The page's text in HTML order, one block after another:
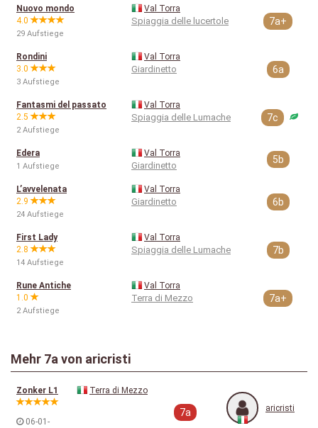
Nuovo mondo
4.0
29 Aufstiege
Val Torra
Spiaggia delle lucertole 7a+
Rondini
3.0
3 Aufstiege
Val Torra
Giardinetto 6a
Fantasmi del passato
2.5
2 Aufstiege
Val Torra
Spiaggia delle Lumache 7c
Edera
1 Aufstiege
Val Torra
Giardinetto
5b
L’avvelenata
2.9
24 Aufstiege
Val Torra
Giardinetto 6b
First Lady
2.8
14 Aufstiege
Val Torra
Spiaggia delle Lumache 7b
Rune Antiche
1.0
2 Aufstiege
Val Torra
Terra di Mezzo 7a+
Mehr 7a von aricristi
Zonker L1
06-01-
Terra di Mezzo
7a aricristi